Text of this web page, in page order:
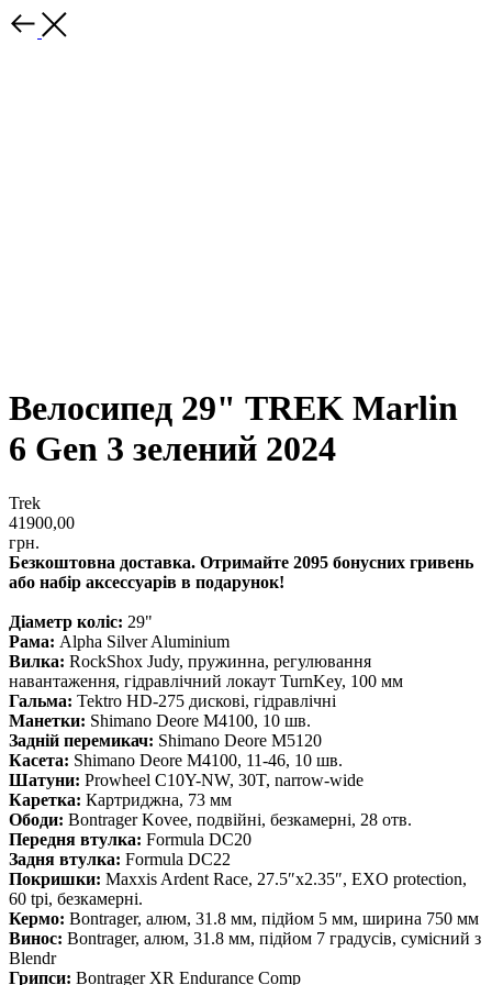
Велосипед 29" TREK Marlin
6 Gen 3 зелений 2024
Trek
41900,00
грн.
Безкоштовна доставка. Отримайте 2095 бонусних гривень
або набір аксессуарів в подарунок!
Діаметр коліс: 29"
Рама: Alpha Silver Aluminium
Вилка: RockShox Judy, пружинна, регулювання
навантаження, гідравлічний локаут TurnKey, 100 мм
Гальма: Tektro HD-275 дискові, гідравлічні
Манетки: Shimano Deore M4100, 10 шв.
Задній перемикач: Shimano Deore M5120
Касета: Shimano Deore M4100, 11-46, 10 шв.
Шатуни: Prowheel C10Y-NW, 30T, narrow-wide
Каретка: Картриджна, 73 мм
Ободи: Bontrager Kovee, подвійні, безкамерні, 28 отв.
Передня втулка: Formula DC20
Задня втулка: Formula DC22
Покришки: Maxxis Ardent Race, 27.5″x2.35″, EXO protection,
60 tpi, безкамерні.
Кермо: Bontrager, алюм, 31.8 мм, підйом 5 мм, ширина 750 мм
Винос: Bontrager, алюм, 31.8 мм, підйом 7 градусів, сумісний з
Blendr
Грипси: Bontrager XR Endurance Comp